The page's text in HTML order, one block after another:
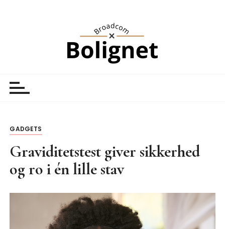
GADGETS
Graviditetstest giver sikkerhed
og ro i én lille stav